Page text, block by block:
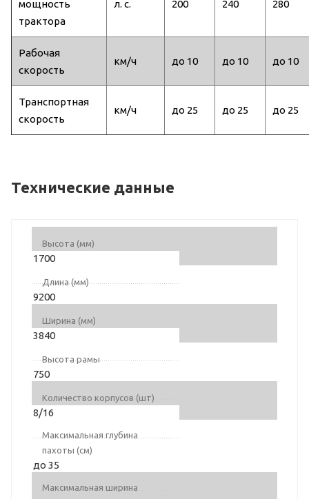
мощность
трактора
л. с. 200 240 280
Рабочая
скорость
км/ч до 10 до 10 до 10
Транспортная
скорость
км/ч до 25 до 25 до 25
Технические данные
Высота (мм)
1700
Длина (мм)
9200
Ширина (мм)
3840
Высота рамы
750
Количество корпусов (шт)
8/16
Максимальная глубина
пахоты (см)
до 35
Максимальная ширина